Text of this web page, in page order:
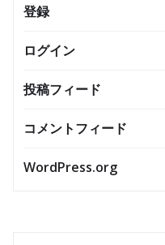
登録
ログイン
投稿フィード
コメントフィード
WordPress.org